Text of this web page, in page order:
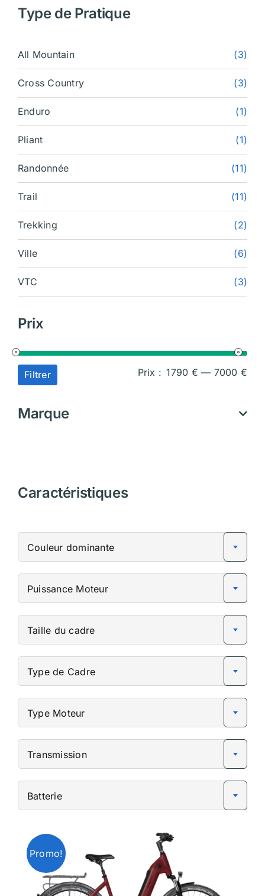
Type de Pratique
All Mountain (3)
Cross Country (3)
Enduro (1)
Pliant (1)
Randonnée (11)
Trail (11)
Trekking (2)
Ville (6)
VTC (3)
Prix
Filtrer Prix : 1790 € — 7000 €
Marque
Caractéristiques
Couleur dominante
Puissance Moteur
Taille du cadre
Type de Cadre
Type Moteur
Transmission
Batterie
Promo!